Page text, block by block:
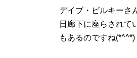
デイブ・ピルキーさ
日廊下に座らされて
もあるのですね(*^^*)